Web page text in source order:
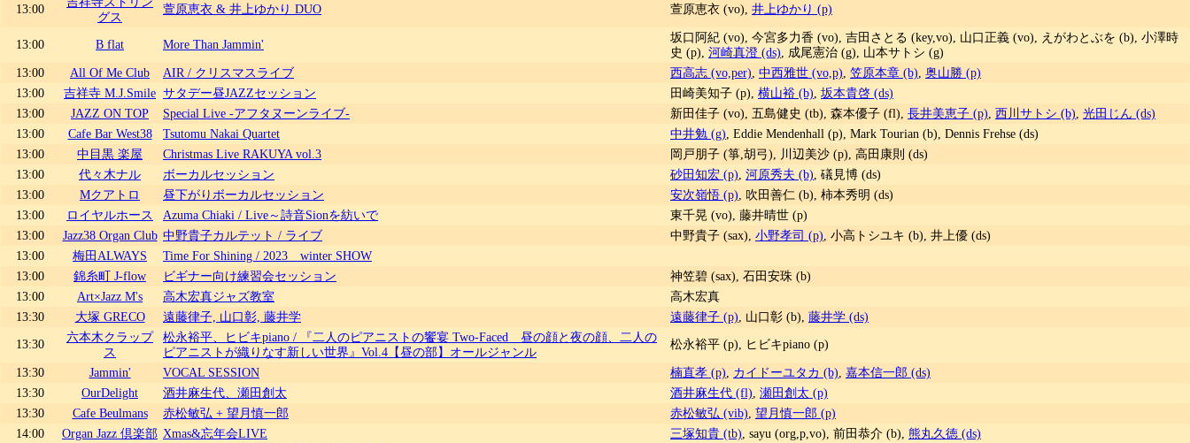
13:00
グス
萱原恵衣 & 井上ゆかり DUO 萱原恵衣 (vo), 井上ゆかり (p)
13:00 B flat More Than Jammin'
坂口阿紀 (vo), 今宮多力香 (vo), 吉田さとる (key,vo), 山口正義 (vo), えがわとぶを (b), 小澤時
史 (p), 河崎真澄 (ds) , 成尾憲治 (g), 山本サトシ (g)
13:00
All Of Me Club AIR / クリスマスライブ 西高志 (vo,per) 中西雅世 (vo,p) 笠原本章 (b) 奥山勝 (p)
13:00
吉祥寺 M.J.Smile サタデー昼JAZZセッション 田崎美知子 (p), 横山裕 (b) 坂本貴啓 (ds)
13:00
JAZZ ON TOP Special Live -アフタヌーンライブ- 新田佳子 (vo), 五島健史 (tb), 森本優子 (fl), 長井美恵子 (p) 西川サトシ (b) 光田じん (ds)
13:00
Cafe Bar West38 Tsutomu Nakai Quartet 中井勉 (g) , Eddie Mendenhall (p), Mark Tourian (b), Dennis Frehse (ds)
13:00
中目黒 楽屋 Christmas Live RAKUYA vol.3
岡戸朋子 (箏,胡弓), 川辺美沙 (p), 高田康則 (ds)
13:00
代々木ナル ボーカルセッション 砂田知宏 (p) 河原秀夫 (b) , 礒見博 (ds)
13:00
Mクアトロ 昼下がりボーカルセッション 安次嶺悟 (p) , 吹田善仁 (b), 柿本秀明 (ds)
13:00
ロイヤルホース Azuma Chiaki / Live～詩音Sionを紡いで
東千晃 (vo), 藤井晴世 (p)
13:00
Jazz38 Organ Club 中野貴子カルテット / ライブ 中野貴子 (sax), 小野孝司 (p) , 小高トシユキ (b), 井上優 (ds)
13:00
梅田ALWAYS
Time For Shining / 2023 winter SHOW
13:00
錦糸町 J-flow ビギナー向け練習会セッション
神笠碧 (sax), 石田安珠 (b)
13:00
Art×Jazz M's 高木宏真ジャズ教室
高木宏真
13:30
大塚 GRECO 遠藤律子, 山口彰, 藤井学 遠藤律子 (p) , 山口彰 (b), 藤井学 (ds)
13:30
六本木クラップ
ス
松永裕平、ヒビキpiano / 『二人のピアニストの饗宴 Two-Faced 昼の顔と夜の顔、二人の
ピアニストが織りなす新しい世界』Vol.4【昼の部】オールジャンル
松永裕平 (p), ヒビキpiano (p)
13:30
Jammin' VOCAL SESSION 楠直孝 (p) カイドーユタカ (b) 嘉本信一郎 (ds)
13:30
OurDelight 酒井麻生代、瀬田創太 酒井麻生代 (fl) 瀬田創太 (p)
13:30
Cafe Beulmans 赤松敏弘 + 望月慎一郎 赤松敏弘 (vib) 望月慎一郎 (p)
14:00
Organ Jazz 倶楽部 Xmas&忘年会LIVE 三塚知貴 (tb) , sayu (org,p,vo), 前田恭介 (b), 熊丸久徳 (ds)